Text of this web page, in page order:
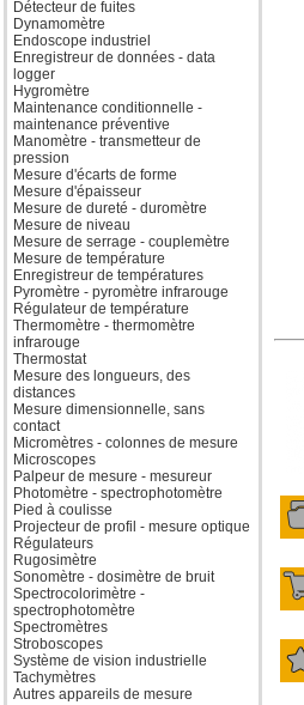
Détecteur de fuites
Dynamomètre
Endoscope industriel
Enregistreur de données - data
logger
Hygromètre
Maintenance conditionnelle -
maintenance préventive
Manomètre - transmetteur de
pression
Mesure d'écarts de forme
Mesure d'épaisseur
Mesure de dureté - duromètre
Mesure de niveau
Mesure de serrage - couplemètre
Mesure de température
Enregistreur de températures
Pyromètre - pyromètre infrarouge
Régulateur de température
Thermomètre - thermomètre
infrarouge
Thermostat
Mesure des longueurs, des
distances
Mesure dimensionnelle, sans
contact
Micromètres - colonnes de mesure
Microscopes
Palpeur de mesure - mesureur
Photomètre - spectrophotomètre
Pied à coulisse
Projecteur de profil - mesure optique
Régulateurs
Rugosimètre
Sonomètre - dosimètre de bruit
Spectrocolorimètre -
spectrophotomètre
Spectromètres
Stroboscopes
Système de vision industrielle
Tachymètres
Autres appareils de mesure